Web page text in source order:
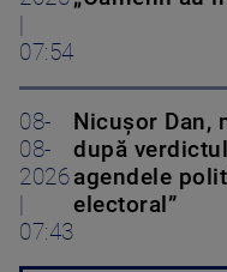
07:54
08-
08-
2026
07:43
Nicușor Dan,
după
agendele
electoral”